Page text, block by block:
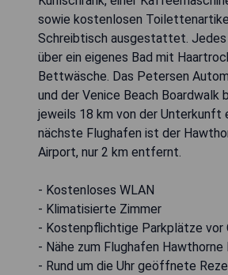
sowie kostenlosen
Schreibtisch ausgestattet.
über ein eigenes Bad mit
Bettwäsche. Das Petersen
und der Venice Beach Boardwalk
jeweils 18 km von der Unterkunft
nächste Flughafen ist der
Airport, nur 2 km entfernt.
- Kostenloses WLAN
- Klimatisierte Zimmer
- Kostenpflichtige Parkplätze vor
- Nähe zum Flughafen Hawthorne
- Rund um die Uhr geöffnete